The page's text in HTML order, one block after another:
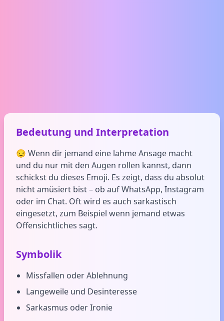
Bedeutung und Interpretation
😒 Wenn dir jemand eine lahme Ansage macht
und du nur mit den Augen rollen kannst, dann
schickst du dieses Emoji. Es zeigt, dass du absolut
nicht amüsiert bist – ob auf WhatsApp, Instagram
oder im Chat. Oft wird es auch sarkastisch
eingesetzt, zum Beispiel wenn jemand etwas
Offensichtliches sagt.
Symbolik
Missfallen oder Ablehnung
Langeweile und Desinteresse
Sarkasmus oder Ironie